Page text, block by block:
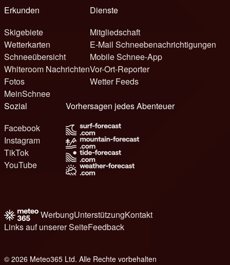
Erkunden
Skigebiete
Wetterkarten
Schneeübersicht
Whiteroom Nachrichten
Fotos
MeinSchnee
Dienste
Mitgliedschaft
E-Mail Schneebenachrichtigungen
Mobile Schnee-App
Vor-Ort-Reporter
Wetter Feeds
Sozial
Facebook
Instagram
TikTok
YouTube
Vorhersagen jedes Abenteuer
WerbungUnterstützungKontakt
Links auf unserer SeiteFeedback
© 2026 Meteo365 Ltd. Alle Rechte vorbehalten